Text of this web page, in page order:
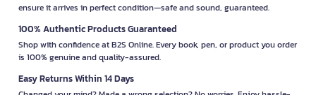
ensure it arrives in perfect condition—safe and sound, guaranteed.
100% Authentic Products Guaranteed
Shop with confidence at B2S Online. Every book, pen, or product you order
is 100% genuine and quality-assured.
Easy Returns Within 14 Days